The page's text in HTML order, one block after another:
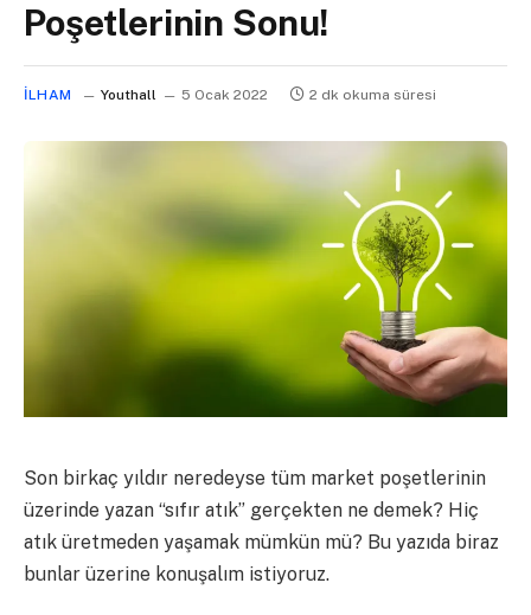
Poşetlerinin Sonu!
İLHAM Youthall 5 Ocak 2022 2 dk okuma süresi
Son birkaç yıldır neredeyse tüm market poşetlerinin
üzerinde yazan “sıfır atık” gerçekten ne demek? Hiç
atık üretmeden yaşamak mümkün mü? Bu yazıda biraz
bunlar üzerine konuşalım istiyoruz.